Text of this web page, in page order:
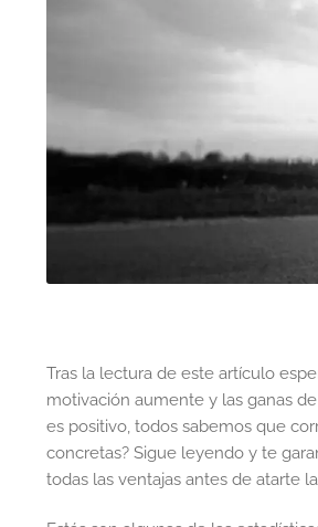
Tras la lectura de este artículo
motivación aumente y las ganas
es positivo, todos sabemos que
concretas? Sigue leyendo y te
todas las ventajas antes de atarte